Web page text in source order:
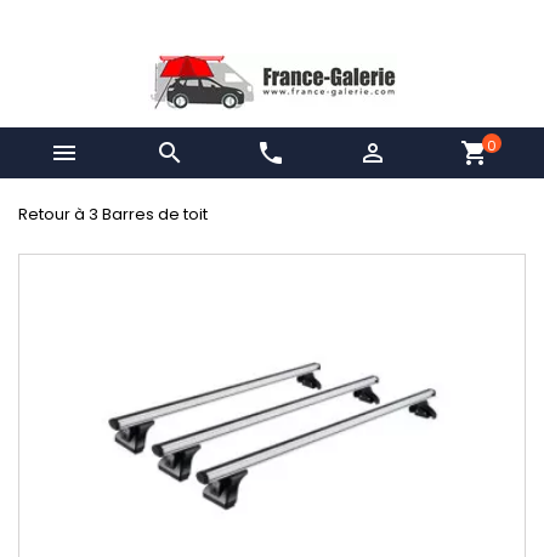
  phone  shopping_cart0
Retour à 3 Barres de toit